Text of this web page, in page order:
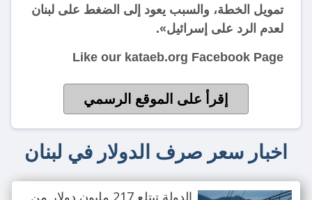
تمويل الخطة، والسبب يعود إلى الضغط على لبنان
لعدم الرد على إسرائيل».
Like our kataeb.org Facebook Page
إقرأ على الموقع الرسمي
اخبار سعر صرف الدولار في لبنان
الدولة تبتلع 217 مليون دولار من